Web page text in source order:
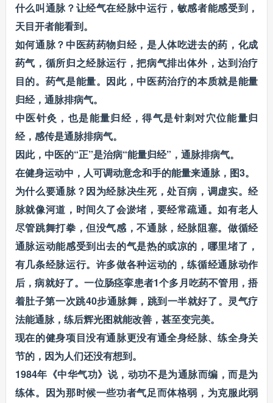
什么叫通脉？让经气在经脉中运行，敏感者能感受到，
天目开者能看到。
如何通脉？中医药药物归经，是人体吃进去的药，化成
药气，循所归之经脉运行，把病气排出体外，达到治疗
目的。药气是能量。因此，中医药治疗的本质就是能量
归经，通脉排病气。
中医针灸，也是能量归经，得气是针刺对穴位能量归
经，感传是通脉排病气。
因此，中医的“正”是治病“能量归经”，通脉排病气。
在健身运动中，人可调动意念和手的能量来通脉，图3。
为什么要通脉？因为经脉决生死，处百病，调虚实。经
脉就像河道，时间久了会淤堵，要经常疏通。如有老人
尽管跳舞打拳，但没气感，不通脉，经脉阻塞。做循经
通脉运动能感受到出去的气是热的或凉的，哪里堵了，
有几条经脉运行。许多做各种运动的，练循经通脉动作
后，病就好了。一位肠痉挛患者1个多月吃药不管用，捂
着肚子第一次跳40步通脉舞，跳到一半就好了。灵气疗
法能通脉，练后辉光图就能改善，甚至变完美。
现在的健身项目没有通脉更没有通全身经脉、练全身关
节的，因为人们还没有想到。
1984年《中华气功》说，动功不是为通脉而编，而是为
练体。因为那时候一些功者气足而体格弱，为克服此弱